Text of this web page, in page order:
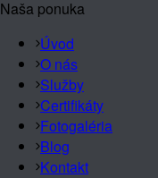
Naša ponuka
Úvod
O nás
Služby
Certifikáty
Fotogaléria
Blog
Kontakt